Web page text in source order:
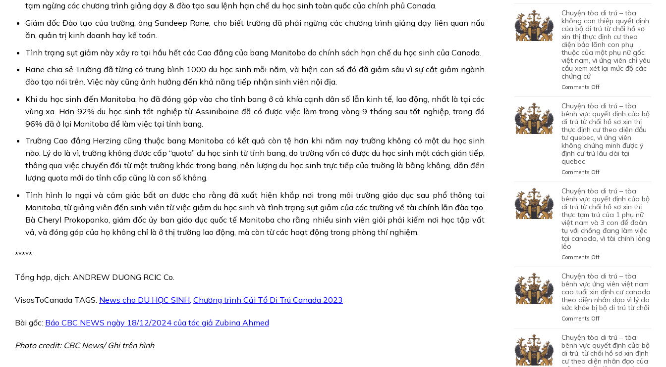
tạm ngừng các chương trình giảng dạy & đào tạo sau lệnh hạn chế du học sinh toàn quốc của chính phủ Canada.
Giám đốc Đào tạo của trường, ông Sandeep Rane, cho biết trường đã phải ngừng các chương trình giảng dạy liên quan nấu
ăn, quản trị kinh doanh hay kế toán.
Tình trạng sụt giảm này xảy ra tại hầu hết các Cao đẳng của bang Manitoba do chính sách hạn chế du học sinh của Canada.
Rane chia sẻ Trường đã từng có trung bình 1000 du học sinh mỗi năm, và hiện con số đó đã giảm sâu vì sự cắt giảm ngành
đào tạo nói trên. Việc này cũng ảnh hưởng đến khả năng tiếp nhận sinh viên nội địa.
Khi du học sinh đến Manitoba, họ đã đóng góp vào cho tỉnh bang ở cả khía cạnh dân số lẫn kinh tế, lao động, nhất là tại các
vùng xa. Hơn 92% du học sinh tốt nghiệp từ Assiniboine đã có được việc làm trong vòng 9 tháng sau tốt nghiệp, trong đó
96% đã ở lại Manitoba để làm việc tại tỉnh bang.
Trường Cao đẳng Herzing cũng thuộc bang Manitoba có kết quả còn tệ hơn khi năm nay trường không có một du học sinh
nào. Lý do là vì, trường không được cấp “quota” du học sinh từ tỉnh bang, do trường vốn có được du học sinh một cách gián tiếp,
thông qua việc chuyển đổi từ một trường khác trong bang, nên lượng du học sinh trực tiếp của truờng là bằng không, dẫn đến
lượng quota mới do tỉnh cấp cũng là con số không.
Tình hình lo ngại và cảm giác bất an được cho rằng đã xuất hiện khắp nơi trong môi trường giáo dục sau phổ thông tại
Manitoba, từ giảng viên đến sinh viên từ việc giảm du học sinh và tình trạng sụt giảm của các trường về tài chính lẫn đào tạo.
Bà Cheryl Prokopanko, giám đốc ủy ban giáo dục quốc tế Manitoba cho rằng nhiều sinh viên giỏi phải kiếm nơi học tập vất
vả, và đóng góp của họ không chỉ là ở thị trường lao động, mà còn từ các hoạt động trong phòng thí nghiệm.
*****
Tổng hợp, dịch: ANDREW DUONG RCIC Co.
VisasToCanada TAGS: News cho DU HỌC SINH, Chương trình Cải Tổ Di Trú Canada 2023
Bài gốc: Báo CBC NEWS ngày 18/12/2024 của tác giả Zubina Ahmed
Photo credit: CBC News/ Ghi trên hình
CỦA
HÔN
NHÂN
LÀ
KHÔNG
TRUNG
THỰC
VÀ
DI
TRÚ
TƯỞNG
VÀO
SỰ
CHẤP
HÀNH
TỐT
LỆNH
TRỤC
THAY
VÌ
NGHI
NGỜ
NHƯ
NHÂN
VIÊN
DIỆN
NHÂN
ĐẠO,
CỦA
MỘT
PHỤ
NỮ
NAM
TRÚ
QUÁ
HẠN
TẠI
CANADA,
VÌ
THUYẾT
PHỤC
BỘ
DI
TRÚ
TỪ
CHỐI
HỒ
SƠ
XIN
CƯ
NGHIỆP
START-
UP
VISA,
CỦA
ỨNG
NGƯỜI
DO
NỘP
GIẤY
TỜ
GIẢ
MẠO
TÒA
DI
TRÚ
–
TÒA
ỦNG
HỘ
QUYẾT
CỦA
DI
TRÚ
TỪ
CHỐI
HỒ
SƠ
XIN
HẠN
TẠM
TRÚ
CỦA
ĐƯƠNG
ĐƠN
NGƯỜI
NAM,
GIẤY
PHÉP
LÀM
VIỆC
MIỄN
ĐIỀU
LUẬT
C11
CỦA
chuyện tòa di trú – tòa
không can thiệp quyết định
của bộ di trú từ chối hồ sơ
xin thị thực định cư theo
diện bảo lãnh con phụ
thuộc của một phụ nữ gốc
việt nam, vì ứng viên chỉ yêu
cầu xem xét lại mức độ các
chứng cứ
Comments Offon
TÒA
DI
TRÚ
–
TÒA
KHÔNG
CAN
QUYẾT
CỦA
BỘ
DI
TRÚ
TỪ
CHỐI
HỒ
XIN
ĐỊNH
CƯ
THEO
DIỆN
BẢO
PHỤ
THUỘC
CỦA
MỘT
chuyện tòa di trú – tòa
bênh vực quyết định của bộ
di trú từ chối hồ sơ xin thị
thực định cư theo diện đầu
tư quebec, vì ứng viên
không chứng minh được ý
định cư trú lâu dài tại
quebec
Comments Offon
TÒA
DI
TRÚ
–
TÒA
BÊNH
VỰC
ĐỊNH
BỘ
DI
TRÚ
TỪ
CHỐI
THỊ
THỰC
ĐỊNH
CƯ
chuyện tòa di trú – tòa
bênh vực quyết định của bộ
di trú từ chối hồ sơ xin thị
thực tạm trú của 1 phụ nữ
việt nam và 3 con để đoàn
tụ với chồng đang làm việc
tại canada, vì tài chính lỏng
lẻo
Comments Offon
TÒA
DI
TRÚ
–
TÒA
BÊNH
ĐỊNH
CỦA
BỘ
chuyện tòa di trú – tòa
bênh vực ứng viên việt nam
cao tuổi xin định cư canada
theo diện nhân đạo vì lý do
sức khỏe bị bộ di trú từ chối
Comments Offon
TÒA
DI
TRÚ
–
chuyện tòa di trú – tòa
bênh vực quyết định của bộ
di trú, từ chối hồ sơ xin định
cư theo diện nhân đạo của